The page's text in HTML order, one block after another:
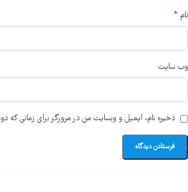
نام *
وب‌ سایت
ذخیره نام، ایمیل و وبسایت من در مرورگر برای زمانی که